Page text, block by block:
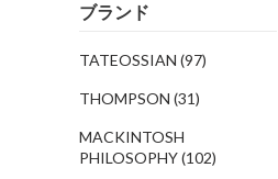
ブランド
TATEOSSIAN (97)
THOMPSON (31)
MACKINTOSH
PHILOSOPHY(102)